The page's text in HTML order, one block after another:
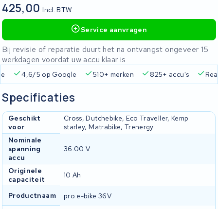
425,00Incl. BTW
Service aanvragen
Bij revisie of reparatie duurt het na ontvangst ongeveer 15
werkdagen voordat uw accu klaar is
510+ merken 825+ accu's Real-time status
Specificaties
Geschikt
voor
Cross, Dutchebike, Eco Traveller, Kemp
starley, Matrabike, Trenergy
Nominale
spanning
accu
36.00 V
Originele
capaciteit
10 Ah
Productnaam pro e-bike 36V